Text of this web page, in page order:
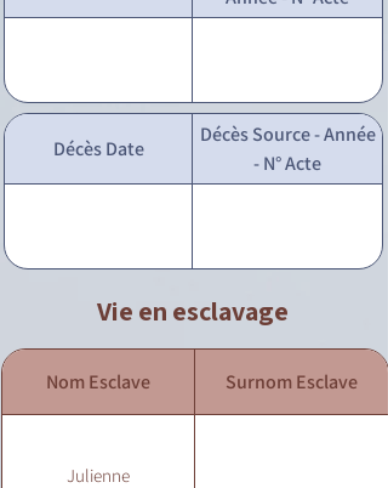
Décès Date
Décès Source - Année
- N° Acte
Vie en esclavage
Nom Esclave Surnom Esclave
Julienne